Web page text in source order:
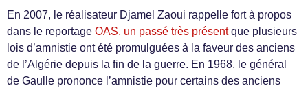
En 2007, le réalisateur Djamel Zaoui rappelle fort à propos
dans le reportage OAS, un passé très présentque plusieurs
lois d’amnistie ont été promulguées à la faveur des anciens
de l’Algérie depuis la fin de la guerre. En 1968, le général
de Gaulle prononce l’amnistie pour certains des anciens